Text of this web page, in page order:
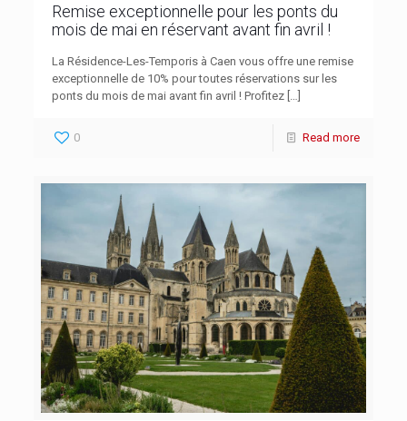
Remise exceptionnelle pour les ponts du
mois de mai en réservant avant fin avril !
La Résidence-Les-Temporis à Caen vous offre une remise
exceptionnelle de 10% pour toutes réservations sur les
ponts du mois de mai avant fin avril ! Profitez […]
0 Read more